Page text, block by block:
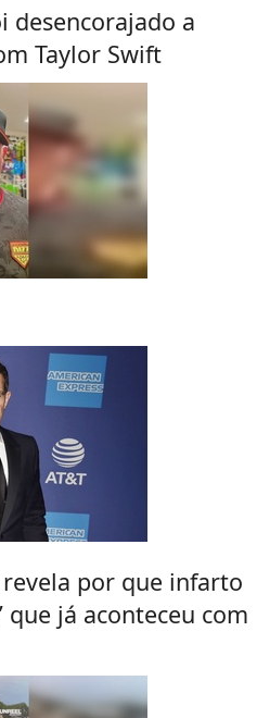
desencorajado a
Taylor Swift
por que infarto
que já aconteceu com